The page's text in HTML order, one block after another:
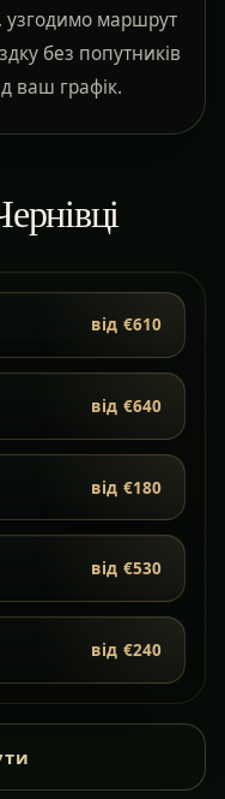
узгодимо маршрут
без попутників
ваш графік.
від €610
від €640
від €180
від €530
від €240